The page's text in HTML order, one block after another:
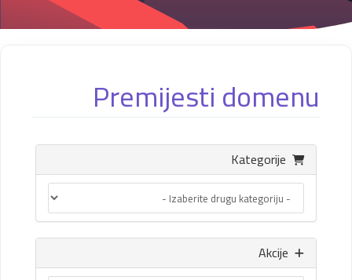
Premijesti domenu